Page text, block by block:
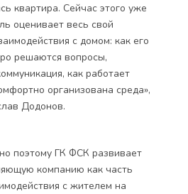
квартира. Сейчас этого уже
оценивает весь свой
с домом: как его
решаются вопросы,
как работает
организована среда»,
Додонов.
поэтому ГК ФСК развивает
компанию как часть
с жителем на